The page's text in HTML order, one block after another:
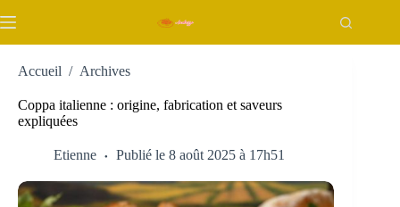
au
Accueil / Archives
Coppa italienne : origine, fabrication et saveurs
expliquées
Etienne Publié le 8 août 2025 à 17h51